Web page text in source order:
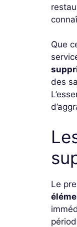
Que
des
Le